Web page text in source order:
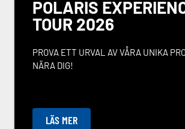
POLARIS
TOUR 2026
PROVA ETT URVAL AV VÅRA UNIKA
NÄRA DIG!
LÄS MER